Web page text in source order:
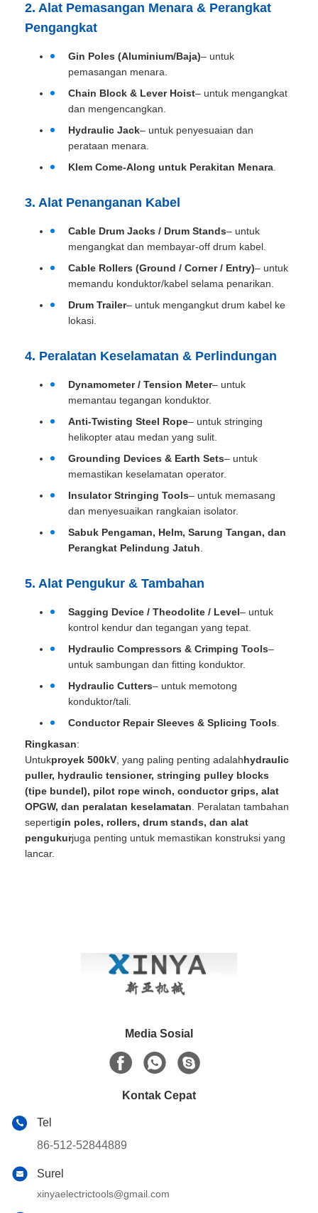
2. Alat Pemasangan Menara & Perangkat
Pengangkat
Gin Poles (Aluminium/Baja)– untuk
pemasangan menara.
Chain Block & Lever Hoist– untuk mengangkat
dan mengencangkan.
Hydraulic Jack– untuk penyesuaian dan
perataan menara.
Klem Come-Along untuk Perakitan Menara
3. Alat Penanganan Kabel
Cable Drum Jacks / Drum Stands– untuk
mengangkat dan membayar-off drum kabel.
Cable Rollers (Ground / Corner / Entry)– untuk
memandu konduktor/kabel selama penarikan.
Drum Trailer– untuk mengangkut drum kabel ke
lokasi.
4. Peralatan Keselamatan & Perlindungan
Dynamometer / Tension Meter– untuk
memantau tegangan konduktor.
Anti-Twisting Steel Rope– untuk stringing
helikopter atau medan yang sulit.
Grounding Devices & Earth Sets– untuk
memastikan keselamatan operator.
Insulator Stringing Tools– untuk memasang
dan menyesuaikan rangkaian isolator.
Sabuk Pengaman, Helm, Sarung Tangan, dan
Perangkat Pelindung Jatuh
5. Alat Pengukur & Tambahan
Sagging Device / Theodolite / Level– untuk
kontrol kendur dan tegangan yang tepat.
Hydraulic Compressors & Crimping Tools–
untuk sambungan dan fitting konduktor.
Hydraulic Cutters– untuk memotong
konduktor/tali.
Conductor Repair Sleeves & Splicing Tools
Ringkasan:
Untukproyek 500kV , yang paling penting adalahhydraulic
puller, hydraulic tensioner, stringing pulley blocks
(tipe bundel), pilot rope winch, conductor grips, alat
OPGW, dan peralatan keselamatan . Peralatan tambahan
sepertigin poles, rollers, drum stands, dan alat
pengukurjuga penting untuk memastikan konstruksi yang
lancar.
Media Sosial
Kontak Cepat
Tel
86-512-52844889
Surel
xinyaelectrictools@gmail.com